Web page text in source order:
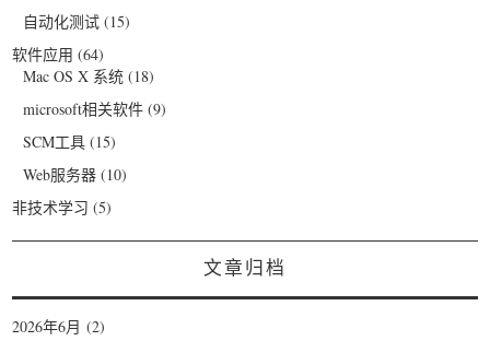
自动化测试 (15)
软件应用 (64)
Mac OS X 系统 (18)
microsoft相关软件 (9)
SCM工具 (15)
Web服务器 (10)
非技术学习 (5)
文章归档
2026年6月 (2)